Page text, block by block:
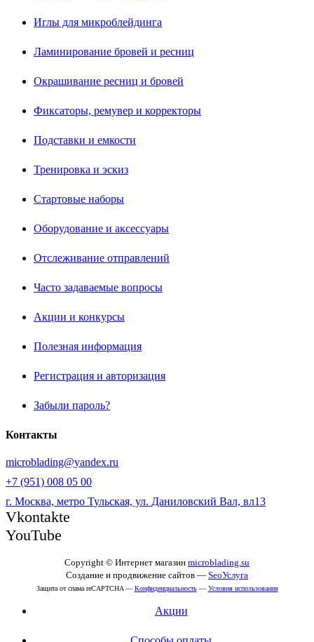
Иглы для микроблейдинга
Ламинирование бровей и ресниц
Окрашивание ресниц и бровей
Фиксаторы, ремувер и корректоры
Подставки и емкости
Тренировка и эскиз
Стартовые наборы
Оборудование и аксессуары
Отслеживание отправлений
Часто задаваемые вопросы
Акции и конкурсы
Полезная информация
Регистрация и авторизация
Забыли пароль?
Контакты
microblading@yandex.ru
+7 (951) 008 05 00
г. Москва, метро Тульская, ул. Даниловский Вал, вл13
Vkontakte
YouTube
Copyright © Интернет магазин microblading.su
Создание и продвижение сайтов — SeoУслуга
Защита от спама reCAPTCHA — Конфиденциальность— Условия использования
Акции